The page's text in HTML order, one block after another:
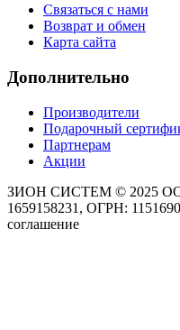
Связаться с нами
Возврат и обмен
Карта сайта
Дополнительно
Производители
Подарочный
Партнерам
Акции
ЗИОН СИСТЕМ © 2025
1659158231, ОГРН:
соглашение